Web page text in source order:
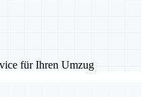
für Ihren Umzug